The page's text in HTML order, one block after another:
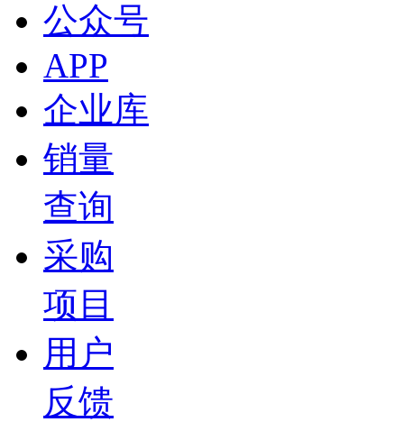
公众号
APP
企业库
销量
查询
采购
项目
用户
反馈